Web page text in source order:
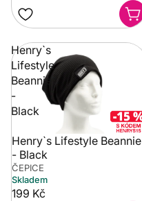
Henry`s
Lifestyle
Beannie
-
Black
Henry`s Lifestyle Beannie
- Black
ČEPICE
Skladem
199 Kč